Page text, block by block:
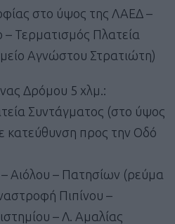
στο ύψος της ΛΑΕΔ –
– Τερματισμός Πλατεία
Αγνώστου Στρατιώτη)
Δρόμου 5 χλμ.:
Συντάγματος (στο ύψος
κατεύθυνση προς την Οδό
Αιόλου – Πατησίων (ρεύμα
Πιπίνου –
– Λ. Αμαλίας